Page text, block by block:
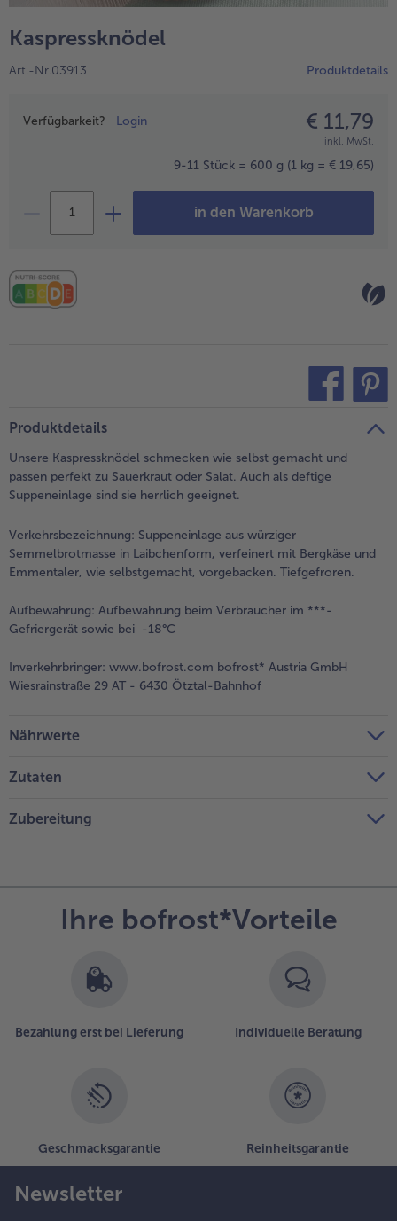
alle Obst
alle Süße Vielfalt
Confiserie & Feinkost
alle Küchenhelfer
Kaspressknödel
Art.-Nr.03913 Produktdetails
Preisangabe
Verfügbarkeit? Login € 11,79
inkl. MwSt.
9-11 Stück = 600 g (1 kg = € 19,65)
in den Warenkorb
Produktdetails
Unsere Kaspressknödel schmecken wie selbst gemacht und
passen perfekt zu Sauerkraut oder Salat. Auch als deftige
Suppeneinlage sind sie herrlich geeignet.
Verkehrsbezeichnung: Suppeneinlage aus würziger
Semmelbrotmasse in Laibchenform, verfeinert mit Bergkäse und
Emmentaler, wie selbstgemacht, vorgebacken. Tiefgefroren.
Aufbewahrung: Aufbewahrung beim Verbraucher im ***-
Gefriergerät sowie bei -18°C
Inverkehrbringer: www.bofrost.com bofrost* Austria GmbH
Wiesrainstraße 29 AT - 6430 Ötztal-Bahnhof
Nährwerte
Zutaten
Zubereitung
Ihre bofrost*Vorteile
Bezahlung erst bei Lieferung Individuelle Beratung
Geschmacksgarantie Reinheitsgarantie
Newsletter